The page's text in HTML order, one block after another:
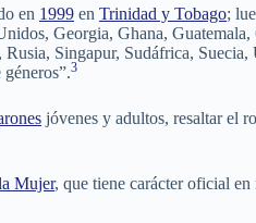
en 1999 en Trinidad y Tobago;
Georgia, Ghana,
Singapur, Sudáfrica,
3
jóvenes y adultos, resaltar el
Mujer, que tiene carácter oficial en